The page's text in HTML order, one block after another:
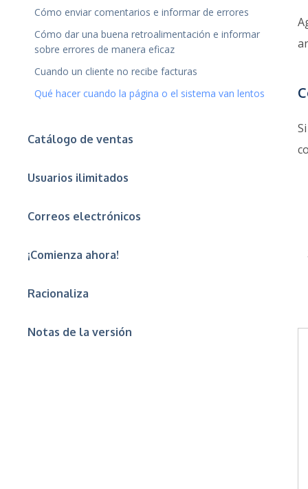
Cómo enviar comentarios e informar de errores
Cómo dar una buena retroalimentación e informar
sobre errores de manera eficaz
Cuando un cliente no recibe facturas
Qué hacer cuando la página o el sistema van lentos
Catálogo de ventas
Usuarios ilimitados
Correos electrónicos
¡Comienza ahora!
Racionaliza
Notas de la versión